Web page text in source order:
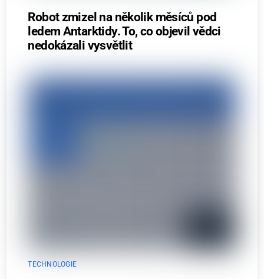
Robot zmizel na několik měsíců pod
ledem Antarktidy. To, co objevil vědci
nedokázali vysvětlit
TECHNOLOGIE